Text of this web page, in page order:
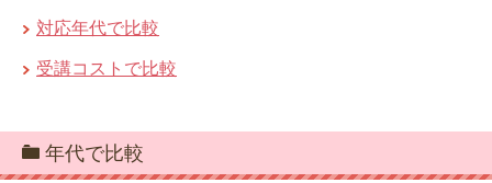
対応年代で比較
受講コストで比較
年代で比較